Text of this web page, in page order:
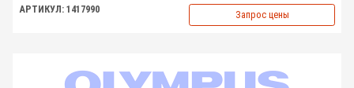
АРТИКУЛ: 1417990 Запрос цены